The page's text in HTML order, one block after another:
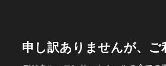
申し訳ありませんが、